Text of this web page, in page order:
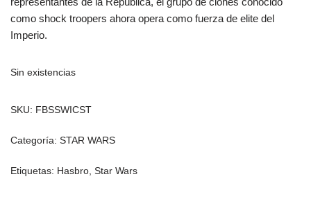
como shock troopers ahora opera como fuerza de elite del
Imperio.
Sin existencias
SKU: FBSSWICST
Categoría: STAR WARS
Etiquetas: Hasbro Star Wars